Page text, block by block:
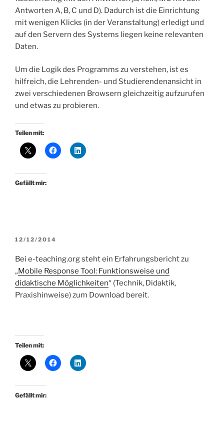
Antworten A, B, C und D). Dadurch ist die Einrichtung
mit wenigen Klicks (in der Veranstaltung) erledigt und
auf den Servern des Systems liegen keine relevanten
Daten.
Um die Logik des Programms zu verstehen, ist es
hilfreich, die Lehrenden- und Studierendenansicht in
zwei verschiedenen Browsern gleichzeitig aufzurufen
und etwas zu probieren.
Teilen mit:
Gefällt mir:
VERÖFFENTLICHT
12/12/2014
Bei e-teaching.org steht ein Erfahrungsbericht zu
„Mobile Response Tool: Funktionsweise und
didaktische Möglichkeiten“ (Technik, Didaktik,
Praxishinweise) zum Download bereit.
Teilen mit:
Gefällt mir: